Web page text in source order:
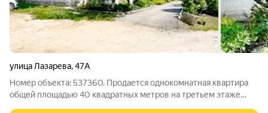
улица Лазарева,47А
Номер объекта: 537360. Продается однокомнатная квартира
общей площадью 40 квадратных метров на третьем этаже